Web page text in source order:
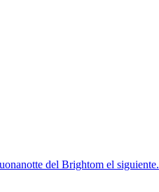
del Brightom el siguiente.